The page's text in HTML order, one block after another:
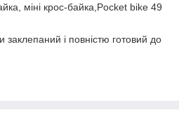
міні крос-байка,Pocket bike 49
і повністю готовий до